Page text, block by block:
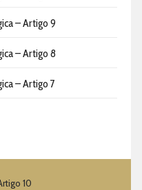
– Artigo 9
– Artigo 8
– Artigo 7
10